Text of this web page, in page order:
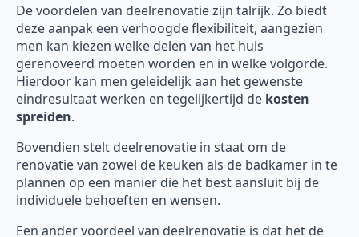
De voordelen van deelrenovatie zijn talrijk. Zo biedt
deze aanpak een verhoogde flexibiliteit, aangezien
men kan kiezen welke delen van het huis
gerenoveerd moeten worden en in welke volgorde.
Hierdoor kan men geleidelijk aan het gewenste
eindresultaat werken en tegelijkertijd de kosten
spreiden.
Bovendien stelt deelrenovatie in staat om de
renovatie van zowel de keuken als de badkamer in te
plannen op een manier die het best aansluit bij de
individuele behoeften en wensen.
Een ander voordeel van deelrenovatie is dat het de